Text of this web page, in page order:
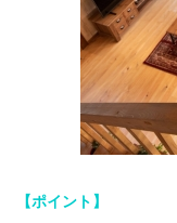
【ポイント】